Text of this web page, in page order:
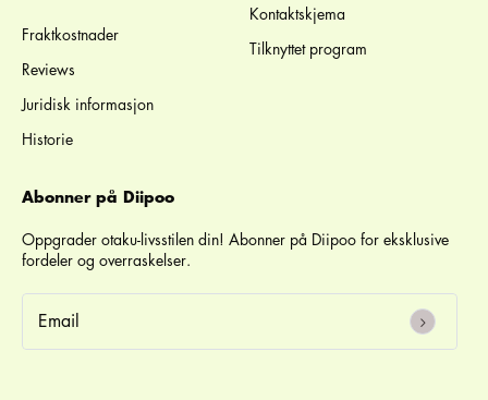
Fraktkostnader
Reviews
Juridisk informasjon
Historie
Kontaktskjema
Tilknyttet program
Abonner på Diipoo
Oppgrader otaku-livsstilen din! Abonner på Diipoo for eksklusive
fordeler og overraskelser.
email